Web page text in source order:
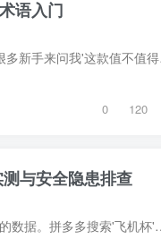
语入门
大家好，我是
0 120
与安全隐患排查
一、引言：50块的飞机杯，真的有人买吗？先说个广